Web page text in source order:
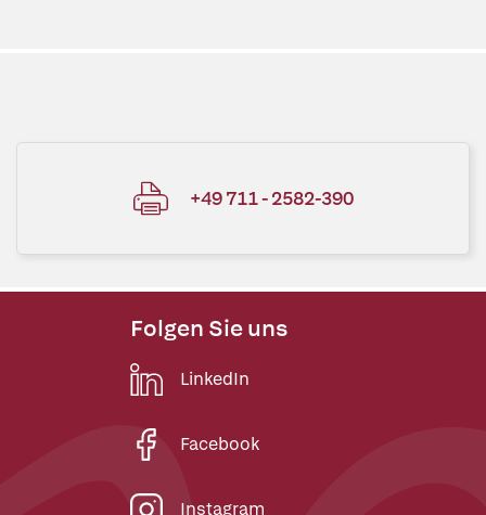
+49 711 - 2582-390
Folgen Sie uns
LinkedIn
Facebook
Instagram